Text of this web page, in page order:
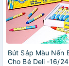
Bút Sáp Màu Nến
Cho Bé Deli -16/